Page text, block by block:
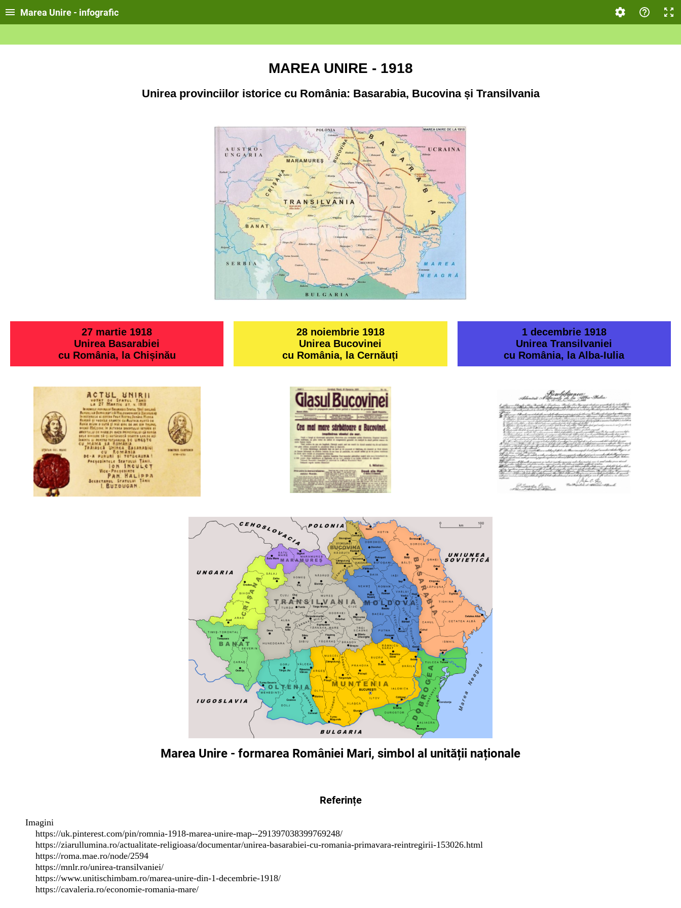
Marea Unire - infografic
MAREA UNIRE - 1918
Unirea provinciilor istorice cu România: Basarabia, Bucovina și Transilvania
27 martie 1918
Unirea Basarabiei
cu România, la Chișinău
28 noiembrie 1918
Unirea Bucovinei
cu România, la Cernăuți
1 decembrie 1918
Unirea Transilvaniei
cu România, la Alba-Iulia
Marea Unire - formarea României Mari, simbol al unității naționale
Referințe
Imagini
https://uk.pinterest.com/pin/romnia-1918-marea-unire-map--291397038399769248/
https://ziarullumina.ro/actualitate-religioasa/documentar/unirea-basarabiei-cu-romania-primavara-reintregirii-153026.html
https://roma.mae.ro/node/2594
https://mnlr.ro/unirea-transilvaniei/
https://www.unitischimbam.ro/marea-unire-din-1-decembrie-1918/
https://cavaleria.ro/economie-romania-mare/